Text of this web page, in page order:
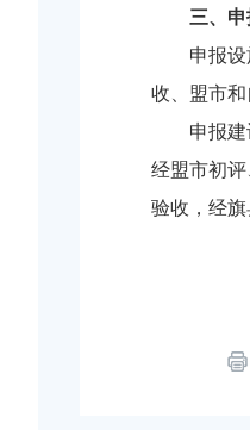
三、
申报
收、盟市和
申报
经盟市初
验收，经旗